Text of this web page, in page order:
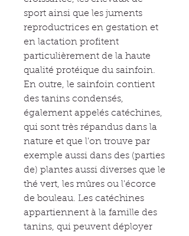
sport ainsi que les juments
reproductrices en gestation et
en lactation profitent
particulièrement de la haute
qualité protéique du sainfoin.
En outre, le sainfoin contient
des tanins condensés,
également appelés catéchines,
qui sont très répandus dans la
nature et que l'on trouve par
exemple aussi dans des (parties
de) plantes aussi diverses que le
thé vert, les mûres ou l'écorce
de bouleau. Les catéchines
appartiennent à la famille des
tanins, qui peuvent déployer